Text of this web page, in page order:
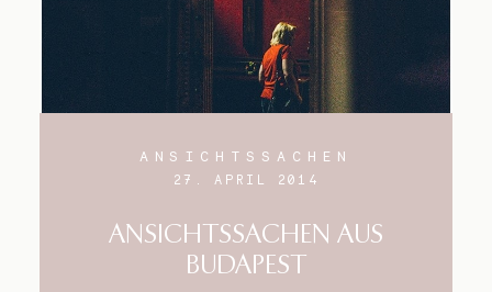
ANSICHTSSACHEN
27. APRIL 2014
ANSICHTSSACHEN AUS
BUDAPEST